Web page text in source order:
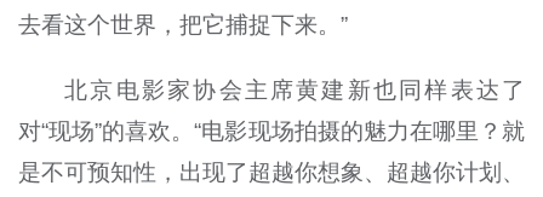
去看这个世界，把它捕捉下来。”
北京电影家协会主席黄建新也同样表达了
对“现场”的喜欢。“电影现场拍摄的魅力在哪里？就
是不可预知性，出现了超越你想象、超越你计划、